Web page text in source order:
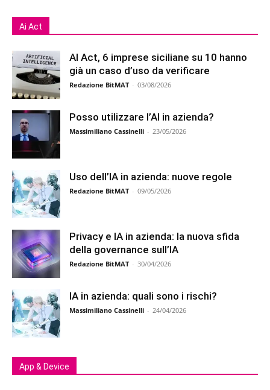
Ai Act
AI Act, 6 imprese siciliane su 10 hanno
già un caso d’uso da verificare
Redazione BitMAT - 03/08/2026
Posso utilizzare l’AI in azienda?
Massimiliano Cassinelli - 23/05/2026
Uso dell’IA in azienda: nuove regole
Redazione BitMAT - 09/05/2026
Privacy e IA in azienda: la nuova sfida
della governance sull’IA
Redazione BitMAT - 30/04/2026
IA in azienda: quali sono i rischi?
Massimiliano Cassinelli - 24/04/2026
App & Device